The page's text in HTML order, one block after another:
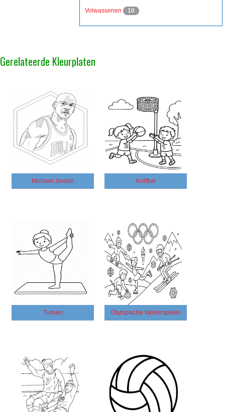
Volwassenen 10
Gerelateerde Kleurplaten
Michael Jordan Korfbal
Turnen Olympische Winterspelen